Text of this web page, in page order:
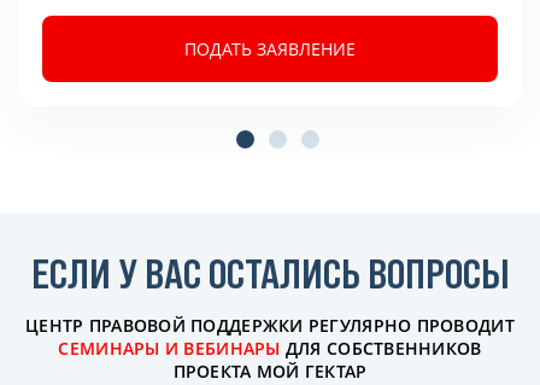
ПОДАТЬ ЗАЯВЛЕНИЕ
ЕСЛИ У ВАС ОСТАЛИСЬ ВОПРОСЫ
ЦЕНТР ПРАВОВОЙ ПОДДЕРЖКИ РЕГУЛЯРНО ПРОВОДИТ
СЕМИНАРЫ И ВЕБИНАРЫ ДЛЯ СОБСТВЕННИКОВ
ПРОЕКТА МОЙ ГЕКТАР